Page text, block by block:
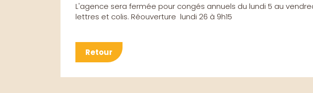
L'agence sera fermée pour congés annuels du lundi 5 au
lettres et colis. Réouverture lundi 26 à 9h15
Retour